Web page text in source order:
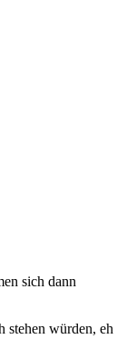
sich dann
stehen würden, eh